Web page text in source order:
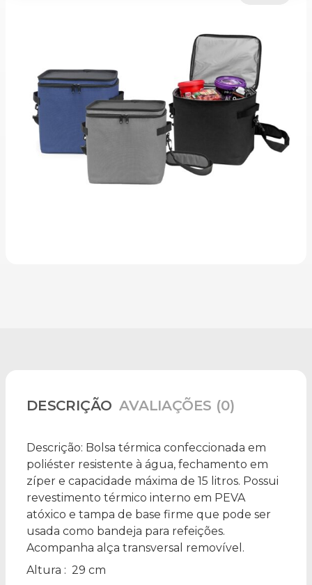
DESCRIÇÃO AVALIAÇÕES (0)
Descrição: Bolsa térmica confeccionada em
poliéster resistente à água, fechamento em
zíper e capacidade máxima de 15 litros. Possui
revestimento térmico interno em PEVA
atóxico e tampa de base firme que pode ser
usada como bandeja para refeições.
Acompanha alça transversal removível.
Altura : 29 cm